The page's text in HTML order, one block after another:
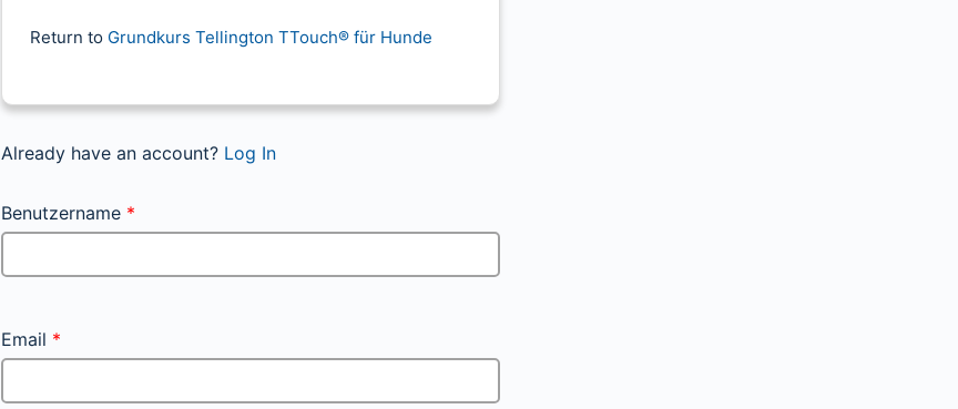
Return to Grundkurs Tellington TTouch® für Hunde
Already have an account? Log In
Benutzername *
Email *